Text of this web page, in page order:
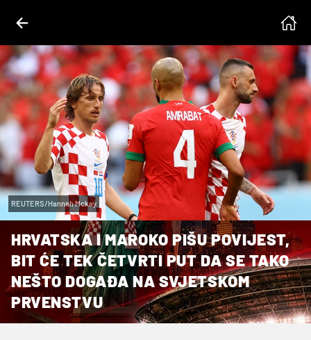
REUTERS/Hannah Mckay
HRVATSKA I MAROKO PIŠU POVIJEST,
BIT ĆE TEK ČETVRTI PUT DA SE TAKO
NEŠTO DOGAĐA NA SVJETSKOM
PRVENSTVU